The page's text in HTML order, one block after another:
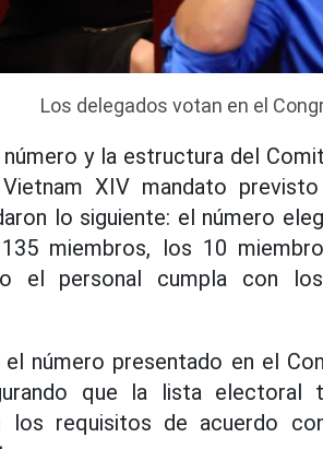
Los delegados votan en el
y la estructura del
XIV mandato
lo siguiente: el número
miembros, los 10
el personal cumpla con
número presentado en el
que la lista
los requisitos de acuerdo